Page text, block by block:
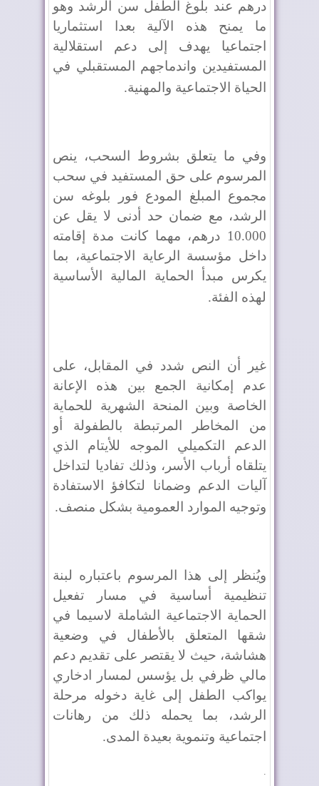
درهم عند بلوغ الطفل سن الرشد وهو
ما يمنح هذه الآلية بعدا استثماريا
اجتماعيا يهدف إلى دعم استقلالية
المستفيدين واندماجهم المستقبلي في
الحياة الاجتماعية والمهنية.
وفي ما يتعلق بشروط السحب، ينص
المرسوم على حق المستفيد في سحب
مجموع المبلغ المودع فور بلوغه سن
الرشد، مع ضمان حد أدنى لا يقل عن
10.000 درهم، مهما كانت مدة إقامته
داخل مؤسسة الرعاية الاجتماعية، بما
يكرس مبدأ الحماية المالية الأساسية
لهذه الفئة.
غير أن النص شدد في المقابل، على
عدم إمكانية الجمع بين هذه الإعانة
الخاصة وبين المنحة الشهرية للحماية
من المخاطر المرتبطة بالطفولة أو
الدعم التكميلي الموجه للأيتام الذي
يتلقاه أرباب الأسر، وذلك تفاديا لتداخل
آليات الدعم وضمانا لتكافؤ الاستفادة
وتوجيه الموارد العمومية بشكل منصف.
ويُنظر إلى هذا المرسوم باعتباره لبنة
تنظيمية أساسية في مسار تفعيل
الحماية الاجتماعية الشاملة لاسيما في
شقها المتعلق بالأطفال في وضعية
هشاشة، حيث لا يقتصر على تقديم دعم
مالي ظرفي بل يؤسس لمسار ادخاري
يواكب الطفل إلى غاية دخوله مرحلة
الرشد، بما يحمله ذلك من رهانات
اجتماعية وتنموية بعيدة المدى.
.